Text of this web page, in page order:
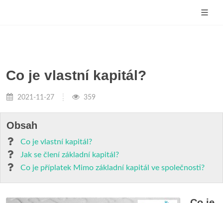
Co je vlastní kapitál?
2021-11-27 359
Obsah
Co je vlastní kapitál?
Jak se člení základní kapitál?
Co je příplatek Mimo základní kapitál ve společnosti?